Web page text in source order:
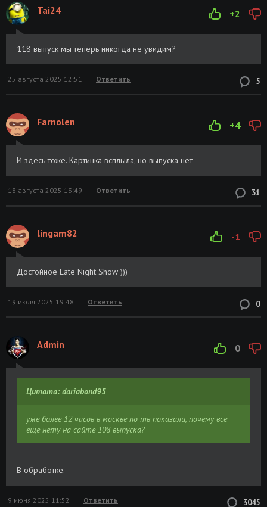
+2
Tai24
118 выпуск мы теперь никогда не увидим?
5
25 августа 2025 12:51 Ответить
+4
Farnolen
И здесь тоже. Картинка всплыла, но выпуска нет
31
18 августа 2025 13:49 Ответить
-1
lingam82
Достойное Late Night Show )))
0
19 июля 2025 19:48 Ответить
0
Admin
Цитата: dariabond95
уже более 12 часов в москве по тв показали, почему все
еще нету на сайте 108 выпуска?
В обработке.
3045
9 июня 2025 11:52 Ответить